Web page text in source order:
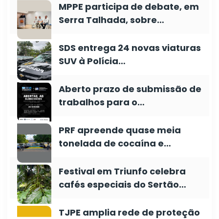
MPPE participa de debate, em
Serra Talhada, sobre…
SDS entrega 24 novas viaturas
SUV à Polícia…
Aberto prazo de submissão de
trabalhos para o…
PRF apreende quase meia
tonelada de cocaína e…
Festival em Triunfo celebra
cafés especiais do Sertão…
TJPE amplia rede de proteção